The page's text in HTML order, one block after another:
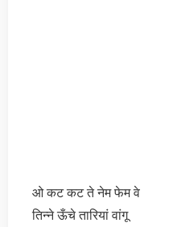
ओ कट कट ते नेम फेम वे
तिन्ने ऊँचे तारियां वांगू